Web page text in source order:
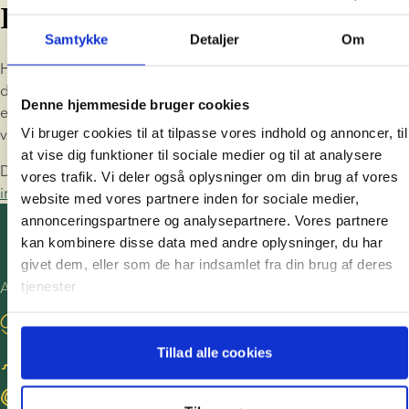
Samtykke Detaljer Om
Denne hjemmeside bruger cookies
Vi bruger cookies til at tilpasse vores indhold og annoncer, til
at vise dig funktioner til sociale medier og til at analysere
vores trafik. Vi deler også oplysninger om din brug af vores
website med vores partnere inden for sociale medier,
annonceringspartnere og analysepartnere. Vores partnere
kan kombinere disse data med andre oplysninger, du har
givet dem, eller som de har indsamlet fra din brug af deres
tjenester
Tillad alle cookies
myndighederne.
indberetninger om, at sæd fra en doner, der har modtaget en
COVID-19-vaccine, har haft uventede skadelige virkninger på
modtagere af donorsæden. Vi følger anbefalingerne fra
nationale såvel som europæiske sundhedsmyndigheder og
handler derefter. Hertil kommer, at vaccinerede donorer skal
overholde de samme screeningskrav for COVID-19 som ikke-
vaccinerede donorer.
Har du spørgsmål?
Hvis du er i tvivl om, hvilke klinikker der har åbent eller hvis
du har andre spørgsmål vedrørende COVID-19, så tag
endelig kontakt til os. Vores medarbejdere har dybdegående
viden om de fleste lande.
Du kan bruge chatten her på siden, skrive til os på
info@europeanspermbank.com eller ringe på +45 3834 3600
Andre websites
Besøg vores blog